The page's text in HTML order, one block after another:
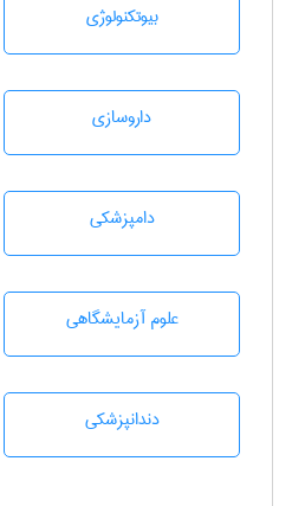
بيوتكنولوژی
داروسازی
دامپزشكی
علوم آزمايشگاهی
دندانپزشكی